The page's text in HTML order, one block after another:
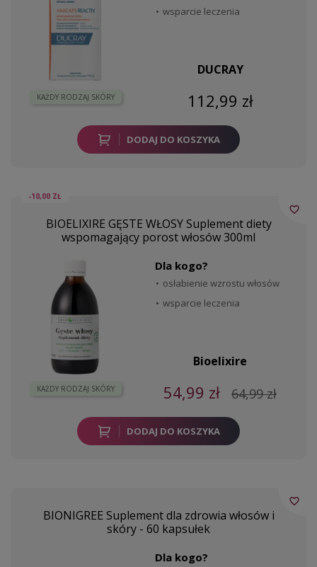
KAŻDY RODZAJ SKÓRY
wsparcie leczenia
DUCRAY
112,99 zł
DODAJ DO KOSZYKA
-10,00 ZŁ
BIOELIXIRE GĘSTE WŁOSY Suplement diety
wspomagający porost włosów 300ml
KAŻDY RODZAJ SKÓRY
Dla kogo?
osłabienie wzrostu włosów
wsparcie leczenia
Bioelixire
54,99 zł 64,99 zł
DODAJ DO KOSZYKA
favorite_border
BIONIGREE Suplement dla zdrowia włosów i
skóry - 60 kapsułek
Dla kogo?
favorite_border